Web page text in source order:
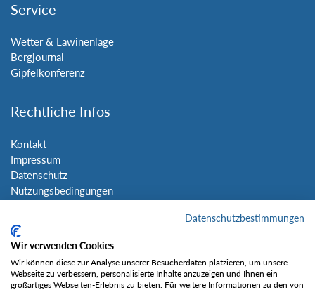
Service
Wetter & Lawinenlage
Bergjournal
Gipfelkonferenz
Rechtliche Infos
Kontakt
Impressum
Datenschutz
Nutzungsbedingungen
Social Media
Datenschutzbestimmungen
Wir verwenden Cookies
Wir können diese zur Analyse unserer Besucherdaten platzieren, um unsere
Webseite zu verbessern, personalisierte Inhalte anzuzeigen und Ihnen ein
großartiges Webseiten-Erlebnis zu bieten. Für weitere Informationen zu den von